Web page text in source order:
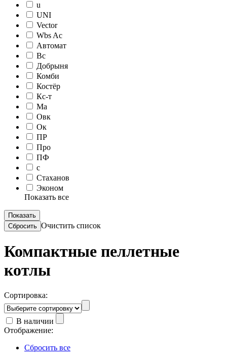
u
UNI
Vector
Wbs Ac
Автомат
Вс
Добрыня
Комби
Костёр
Кс-т
Ма
Овк
Ок
ПР
Про
ПФ
с
Стаханов
Эконом
Показать все
Очистить список
Компактные пеллетные
котлы
Сортировка:
В наличии
Отображение:
Сбросить все